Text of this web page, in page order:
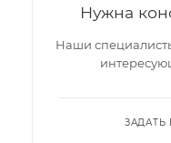
Нужна
Наши
ЗАДАТЬ